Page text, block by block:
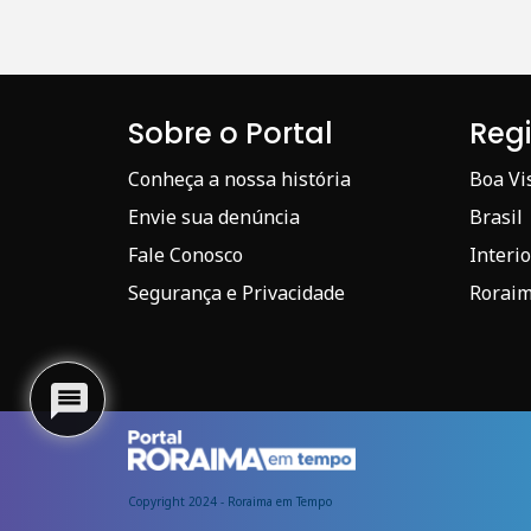
Sobre o Portal
Conheça a nossa história
Envie sua denúncia
Fale Conosco
Segurança e Privacidade
Boa
Brasil
Copyright 2024 - Roraima em Tempo